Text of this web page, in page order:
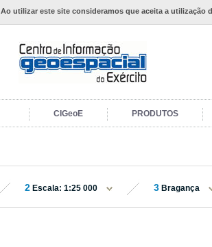
Ao utilizar este site consideramos que aceita a utilização
CIGeoE PRODUTOS
2 Escala: 1:25 000 3 Bragança